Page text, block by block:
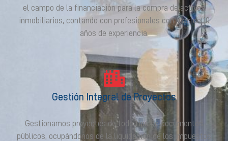
el campo de la financiación para la compra de activos
inmobiliarios, contando con profesionales con más de 10
años de experiencia.
Gestión Integral de Proyectos
Gestionamos proyectos de todo tipo de documentos
públicos, ocupándonos de la liquidación de los impuestos